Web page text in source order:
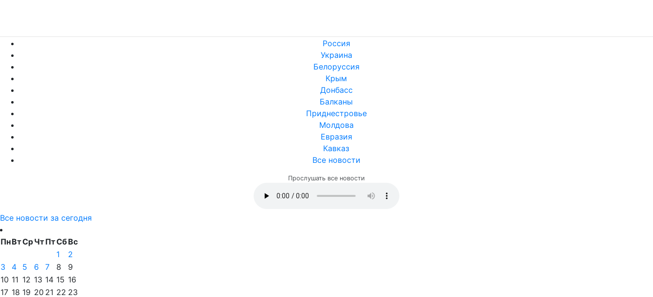
Россия
Украина
Белоруссия
Крым
Донбасс
Балканы
Приднестровье
Молдова
Евразия
Кавказ
Все новости
Прослушать все новости
Все новости за сегодня
ПнВтСрЧтПтСбВс
1
2
3
4 5 6 7 8
9
10 11 12 13 14 15 16
17 18 19 20 21 22 23